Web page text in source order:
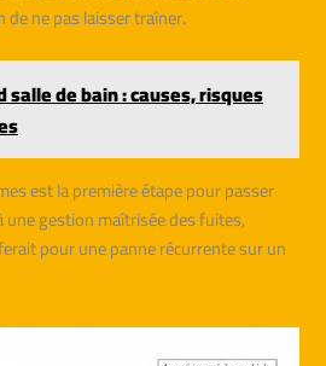
ne pas laisser traîner.
de bain : causes, risques
est la première étape pour passer
une gestion maîtrisée des fuites,
pour une panne récurrente sur un